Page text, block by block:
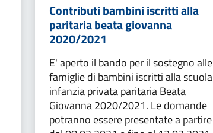
Contributi bambini iscritti alla
paritaria beata giovanna
2020/2021
E' aperto il bando per il sostegno alle
famiglie di bambini iscritti alla scuola
infanzia privata paritaria Beata
Giovanna 2020/2021. Le domande
potranno essere presentate a partire